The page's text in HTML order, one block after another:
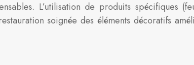
L’utilisation de produits spécifiques
soignée des éléments décoratifs